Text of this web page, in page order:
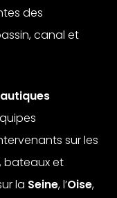
des
canal et
sur les
bateaux et
la Seine, l’Oise,